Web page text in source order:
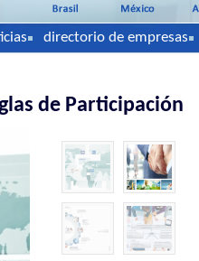
directorio de empresas
de Participación